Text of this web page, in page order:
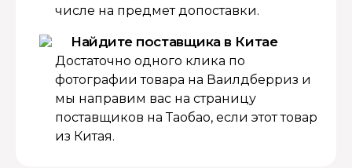
числе на предмет допоставки.
Найдите поставщика в Китае
Достаточно одного клика по
фотографии товара на Ваилдберриз и
мы направим вас на страницу
поставщиков на Таобао, если этот товар
из Китая.